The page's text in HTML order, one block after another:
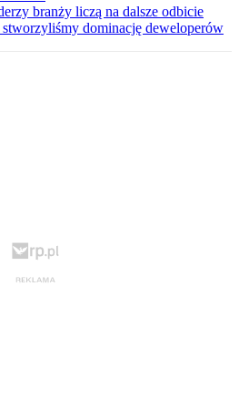
branży liczą na dalsze odbicie
dominację deweloperów